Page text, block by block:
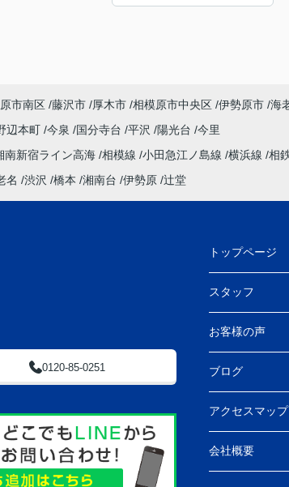
親身にご対応下さったこと、そして何
柄で、打ち合わせを重ねる中で「理
せすれば大丈夫」と心強く感じており
す。
打ち合わせの際には、お忙しい中にも
合いさせていただけましたら幸いです
この度は本当にありがとうございま
市南区 藤沢市 厚木市 相模原市中央区 伊勢原市 海
辺本町 今泉 国分寺台 平沢 陽光台 今里
南新宿ライン高海 相模線 小田急江ノ島線 横浜線 相
名 渋沢 橋本 湘南台 伊勢原 辻堂
0120-85-0251
トップページ
スタッフ
お客様の声
ブログ
アクセスマップ
会社概要